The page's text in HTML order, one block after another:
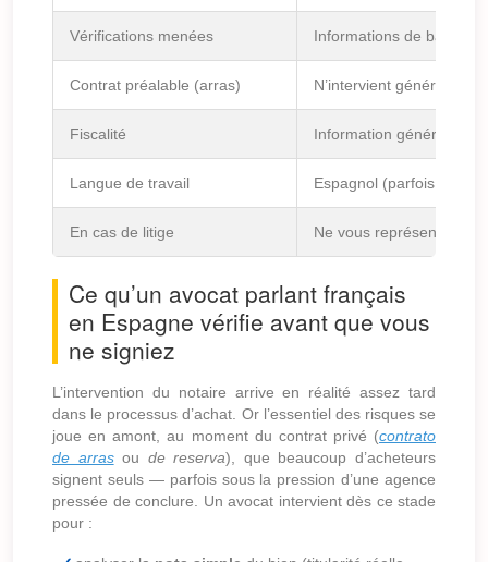
Vérifications menées Informations de base
Contrat préalable (arras) N’intervient
Fiscalité Information générale
Langue de travail Espagnol (parfois
En cas de litige Ne vous représente pas
Ce qu’un avocat parlant français
en Espagne vérifie avant que vous
ne signiez
L’intervention du notaire arrive en réalité assez tard
dans le processus d’achat. Or l’essentiel des risques se
joue en amont, au moment du contrat privé (contrato
de arrasou de reserva), que beaucoup d’acheteurs
signent seuls — parfois sous la pression d’une agence
pressée de conclure. Un avocat intervient dès ce stade
pour :